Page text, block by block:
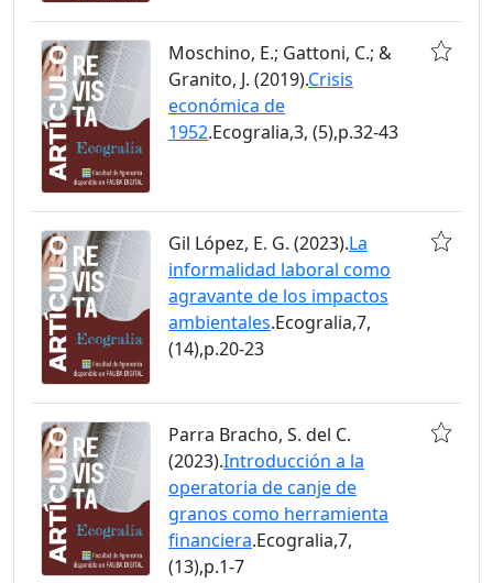
Moschino, E.; Gattoni, C.; &
Granito, J. (2019).Crisis
económica de
1952.Ecogralia,3, (5),p.32-43
Gil López, E. G. (2023).La
informalidad laboral como
agravante de los impactos
ambientales.Ecogralia,7,
(14),p.20-23
Parra Bracho, S. del C.
(2023).Introducción a la
operatoria de canje de
granos como herramienta
financiera.Ecogralia,7,
(13),p.1-7